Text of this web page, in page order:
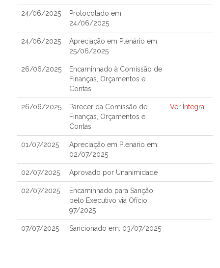
24/06/2025
Protocolado em:
24/06/2025
24/06/2025
Apreciação em Plenário em:
25/06/2025
26/06/2025
Encaminhado à Comissão de
Finanças, Orçamentos e
Contas
26/06/2025
Parecer da Comissão de
Finanças, Orçamentos e
Contas
Ver Íntegra
01/07/2025
Apreciação em Plenário em:
02/07/2025
02/07/2025 Aprovado por Unanimidade
02/07/2025
Encaminhado para Sanção
pelo Executivo via Ofício:
97/2025
07/07/2025 Sancionado em: 03/07/2025